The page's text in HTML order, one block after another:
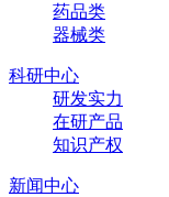
药品类
器械类
科研中心
研发实力
在研产品
知识产权
新闻中心